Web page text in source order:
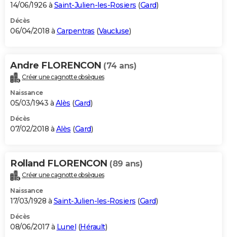
14/06/1926 à Saint-Julien-les-Rosiers (Gard)
Décès
06/04/2018 à Carpentras (Vaucluse)
Andre FLORENCON (74 ans)
Créer une cagnotte obsèques
Naissance
05/03/1943 à Alès (Gard)
Décès
07/02/2018 à Alès (Gard)
Rolland FLORENCON (89 ans)
Créer une cagnotte obsèques
Naissance
17/03/1928 à Saint-Julien-les-Rosiers (Gard)
Décès
08/06/2017 à Lunel (Hérault)